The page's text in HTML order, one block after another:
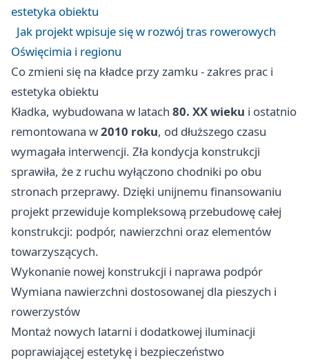
estetyka obiektu
Jak projekt wpisuje się w rozwój tras rowerowych
Oświęcimia i regionu
Co zmieni się na kładce przy zamku - zakres prac i
estetyka obiektu
Kładka, wybudowana w latach 80. XX wieku i ostatnio
remontowana w2010 roku, od dłuższego czasu
wymagała interwencji. Zła kondycja konstrukcji
sprawiła, że z ruchu wyłączono chodniki po obu
stronach przeprawy. Dzięki unijnemu finansowaniu
projekt przewiduje kompleksową przebudowę całej
konstrukcji: podpór, nawierzchni oraz elementów
towarzyszących.
Wykonanie nowej konstrukcji i naprawa podpór
Wymiana nawierzchni dostosowanej dla pieszych i
rowerzystów
Montaż nowych latarni i dodatkowej iluminacji
poprawiającej estetykę i bezpieczeństwo